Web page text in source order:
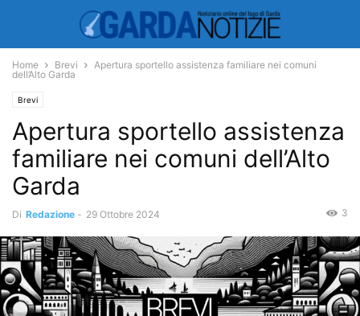
Home Brevi
Apertura sportello assistenza familiare nei comuni
dell’Alto Garda
Brevi
Apertura sportello assistenza
familiare nei comuni dell’Alto
Garda
Di Redazione - 29 Ottobre 2024 3